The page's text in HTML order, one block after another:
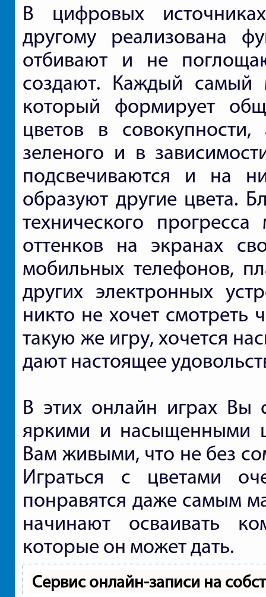
В цифровых
другому реализована
отбивают и не
создают. Каждый самый
который формирует
цветов в
зеленого и в
подсвечиваются и на
образуют другие цвета.
технического
оттенков на экранах
мобильных телефонов,
других электронных
никто не хочет смотреть
такую же игру, хочется
дают настоящее
В этих онлайн играх Вы
яркими и насыщенными
Вам живыми, что не без
Играться с цветами
понравятся даже самым
начинают осваивать
которые он может дать.
Сервис онлайн-записи на